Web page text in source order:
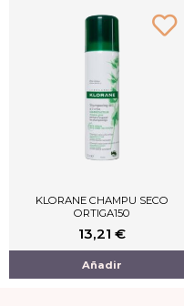
KLORANE CHAMPU SECO
ORTIGA150
13,21 €
Añadir